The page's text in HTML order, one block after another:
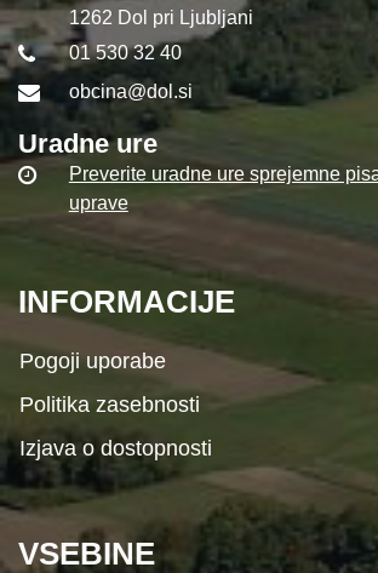
1262 Dol pri Ljubljani
01 530 32 40
obcina@dol.si
Uradne ure
Preverite uradne ure sprejemne
uprave
INFORMACIJE
Pogoji uporabe
Politika zasebnosti
Izjava o dostopnosti
VSEBINE